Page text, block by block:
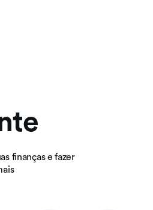
finanças e fazer